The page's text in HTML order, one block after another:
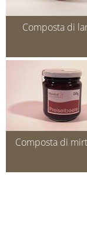
Composta di
Composta di